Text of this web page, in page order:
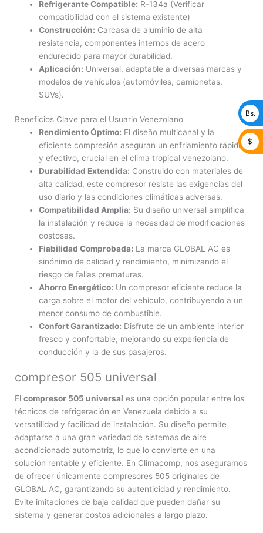
Refrigerante Compatible: R-134a (Verificar
compatibilidad con el sistema existente)
Construcción: Carcasa de aluminio de alta
resistencia, componentes internos de acero
endurecido para mayor durabilidad.
Aplicación: Universal, adaptable a diversas marcas y
modelos de vehículos (automóviles, camionetas,
SUVs).
Beneficios Clave para el Usuario Venezolano
Rendimiento Óptimo: El diseño multicanal y la
eficiente compresión aseguran un enfriamiento rápido
y efectivo, crucial en el clima tropical venezolano.
Durabilidad Extendida: Construido con materiales de
alta calidad, este compresor resiste las exigencias del
uso diario y las condiciones climáticas adversas.
Compatibilidad Amplia: Su diseño universal simplifica
la instalación y reduce la necesidad de modificaciones
costosas.
Fiabilidad Comprobada: La marca GLOBAL AC es
sinónimo de calidad y rendimiento, minimizando el
riesgo de fallas prematuras.
Ahorro Energético: Un compresor eficiente reduce la
carga sobre el motor del vehículo, contribuyendo a un
menor consumo de combustible.
Confort Garantizado: Disfrute de un ambiente interior
fresco y confortable, mejorando su experiencia de
conducción y la de sus pasajeros.
compresor 505 universal
El compresor 505 universal es una opción popular entre los
técnicos de refrigeración en Venezuela debido a su
versatilidad y facilidad de instalación. Su diseño permite
adaptarse a una gran variedad de sistemas de aire
acondicionado automotriz, lo que lo convierte en una
solución rentable y eficiente. En Climacomp, nos aseguramos
de ofrecer únicamente compresores 505 originales de
GLOBAL AC, garantizando su autenticidad y rendimiento.
Evite imitaciones de baja calidad que pueden dañar su
sistema y generar costos adicionales a largo plazo.
Bs.
$